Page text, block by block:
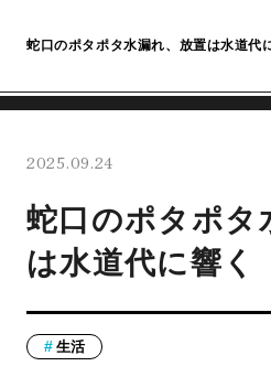
蛇口のポタポタ水漏れ、放置は水道代
2025.09.24
蛇口のポタポタ
は水道代に響く
生活